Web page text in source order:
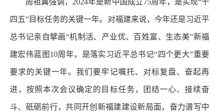
周祖翼强调，2024年是新中国成立75周年，是实现“十
四五”目标任务的关键一年。对福建来说，今年还是习近平
总书记亲自擘画“机制活、产业优、百姓富、生态美”新福
建宏伟蓝图10周年，是落实习近平总书记“四个更大”重要
要求的关键一年。我们要牢记嘱托、对标复盘、奋起再
进，按照本次会议确定的目标任务，团结一心、接续奋
斗、砥砺前行，共同开创新福建建设新局面，奋力谱写中